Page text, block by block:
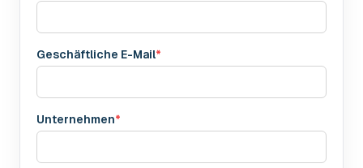
Geschäftliche E-Mail*
Unternehmen*